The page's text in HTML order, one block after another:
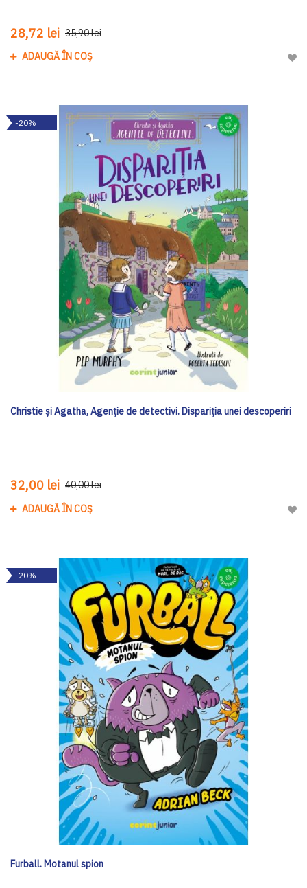
28,72 lei 35,90 lei
ADAUGĂ ÎN COȘ
-20%
Christie și Agatha, Agenție de detectivi. Dispariția unei descoperiri
32,00 lei 40,00 lei
ADAUGĂ ÎN COȘ
-20%
Furball. Motanul spion